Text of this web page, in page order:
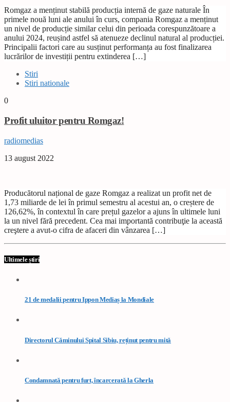
Romgaz a menținut stabilă producția internă de gaze naturale În
primele nouă luni ale anului în curs, compania Romgaz a menținut
un nivel de producție similar celui din perioada corespunzătoare a
anului 2024, reușind astfel să atenueze declinul natural al producției.
Principalii factori care au susținut performanța au fost finalizarea
lucrărilor de investiții pentru extinderea […]
Stiri
Stiri nationale
0
Profit uluitor pentru Romgaz!
radiomedias
13 august 2022
Producătorul național de gaze Romgaz a realizat un profit net de
1,73 miliarde de lei în primul semestru al acestui an, o creștere de
126,62%, în contextul în care prețul gazelor a ajuns în ultimele luni
la un nivel fără precedent. Cea mai importantă contribuţie la această
creştere a avut-o cifra de afaceri din vânzarea […]
Ultimele știri
21 de medalii pentru Ippon Mediaș la Mondiale
Directorul Căminului Spital Sibiu, reținut pentru mită
Condamnată pentru furt, încarcerată la Gherla